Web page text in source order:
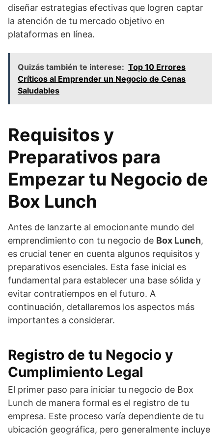
diseñar estrategias efectivas que logren captar
la atención de tu mercado objetivo en
plataformas en línea.
Quizás también te interese: Top 10 Errores
Críticos al Emprender un Negocio de Cenas
Saludables
Requisitos y
Preparativos para
Empezar tu Negocio de
Box Lunch
Antes de lanzarte al emocionante mundo del
emprendimiento con tu negocio de Box Lunch,
es crucial tener en cuenta algunos requisitos y
preparativos esenciales. Esta fase inicial es
fundamental para establecer una base sólida y
evitar contratiempos en el futuro. A
continuación, detallaremos los aspectos más
importantes a considerar.
Registro de tu Negocio y
Cumplimiento Legal
El primer paso para iniciar tu negocio de Box
Lunch de manera formal es el registro de tu
empresa. Este proceso varía dependiente de tu
ubicación geográfica, pero generalmente incluye